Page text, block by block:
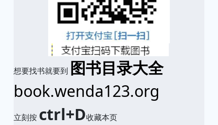
想要找书就要到 图书目录大全
book.wenda123.org
立刻按 ctrl+D收藏本页